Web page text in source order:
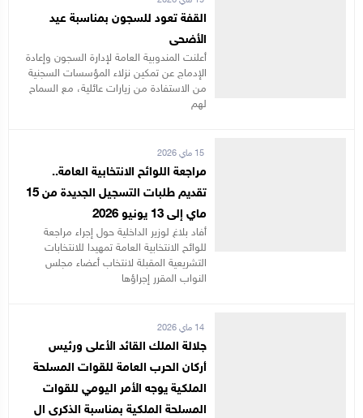
القفة تعود للسجون بمناسبة عيد
الأضحى
أعلنت المندوبية العامة لإدارة السجون وإعادة
الإدماج عن تمكين نزلاء المؤسسات السجنية
من الاستفادة من زيارات عائلية، مع السماح
لهم
15 ماي 2026
مراجعة اللوائح الانتخابية العامة..
تقديم طلبات التسجيل الجديدة من 15
ماي إلى 13 يونيو 2026
أفاد بلاغ لوزير الداخلية حول إجراء مراجعة
للوائح الانتخابية العامة تمهيدا للانتخابات
التشريعية المقبلة لانتخاب أعضاء مجلس
النواب المقرر إجراؤها
14 ماي 2026
جلالة الملك القائد الأعلى ورئيس
أركان الحرب العامة للقوات المسلحة
الملكية يوجه الأمر اليومي للقوات
المسلحة الملكية بمناسبة الذكرى ال